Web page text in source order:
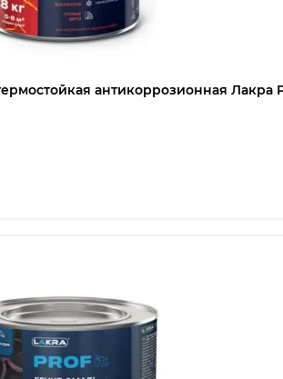
антикоррозионная Лакра